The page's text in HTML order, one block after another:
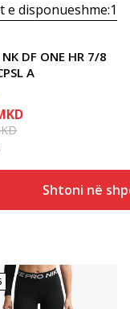
e disponueshme:1
DF ONE HR 7/8
A
Shtoni në